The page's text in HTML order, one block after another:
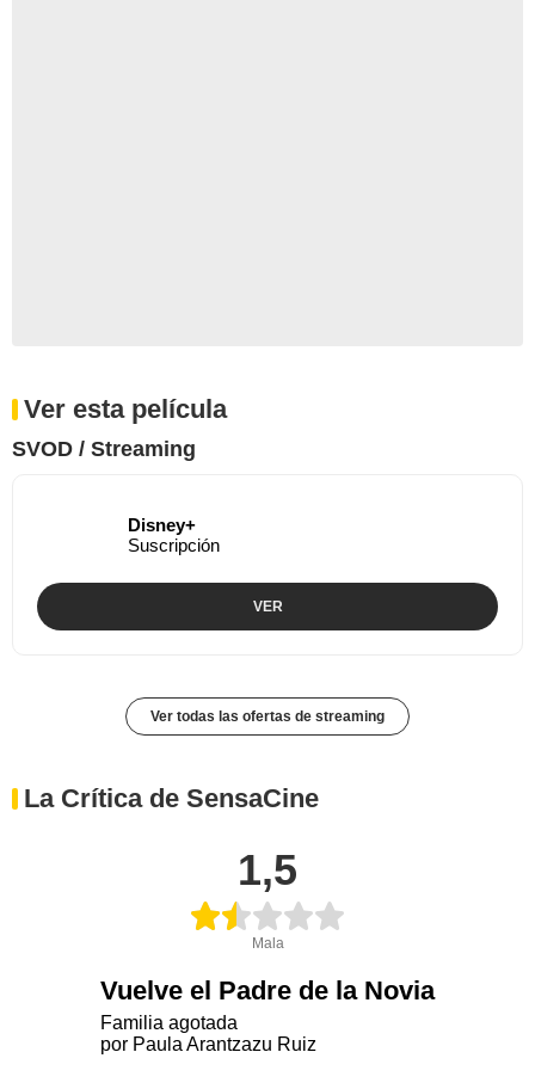
Ver esta película
SVOD / Streaming
Disney+
Suscripción
VER
Ver todas las ofertas de streaming
La Crítica de SensaCine
1,5
Mala
Vuelve el Padre de la Novia
Familia agotada
por Paula Arantzazu Ruiz